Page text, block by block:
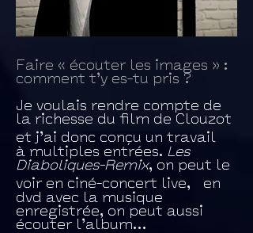
Faire « écouter les images » :
comment t’y es-tu pris ?
Je voulais rendre compte de
la richesse du film de Clouzot
et j’ai donc conçu un travail
à multiples entrées. Les
Diaboliques-Remix, on peut le
voir en ciné-concert live, en
dvd avec la musique
enregistrée, on peut aussi
écouter l’album…